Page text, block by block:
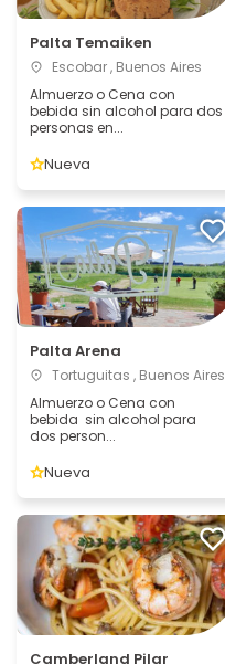
Palta Temaiken
Escobar , Buenos Aires
Almuerzo o Cena con
bebida sin alcohol para dos
personas en...
Nueva
Palta Arena
Tortuguitas , Buenos Aires
Almuerzo o Cena con
bebida sin alcohol para
dos person...
Nueva
Camberland Pilar